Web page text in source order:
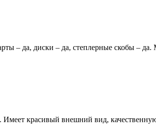
– да, диски – да, степлерные скобы –
красивый внешний вид,